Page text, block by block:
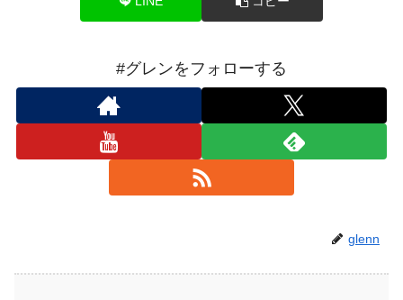
#グレンをフォローする
glenn